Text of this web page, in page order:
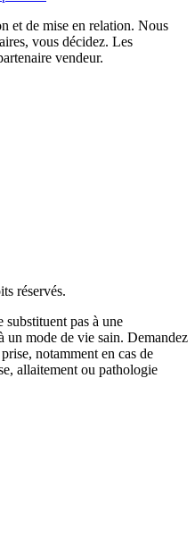
et de mise en relation. Nous
vous décidez. Les
vendeur.
réservés.
substituent pas à une
un mode de vie sain. Demandez
notamment en cas de
allaitement ou pathologie